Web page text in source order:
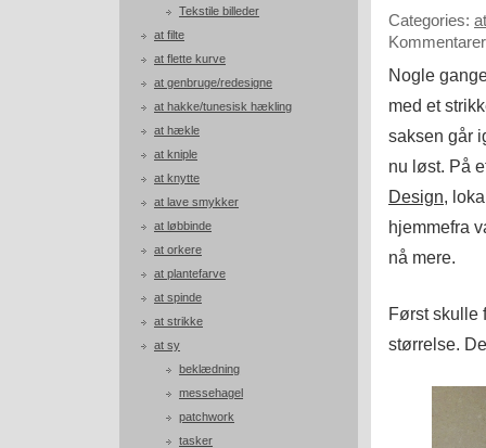
Tekstile billeder
at filte
at flette kurve
at genbruge/redesigne
at hakke/tunesisk hækling
at hækle
at kniple
at knytte
at lave smykker
at løbbinde
at orkere
at plantefarve
at spinde
at strikke
at sy
beklædning
messehagel
patchwork
tasker
Categories:
Nogle
med et
saksen går
nu løst. På
Design,
hjemmefra
nå mere.
Først skulle
størrelse.